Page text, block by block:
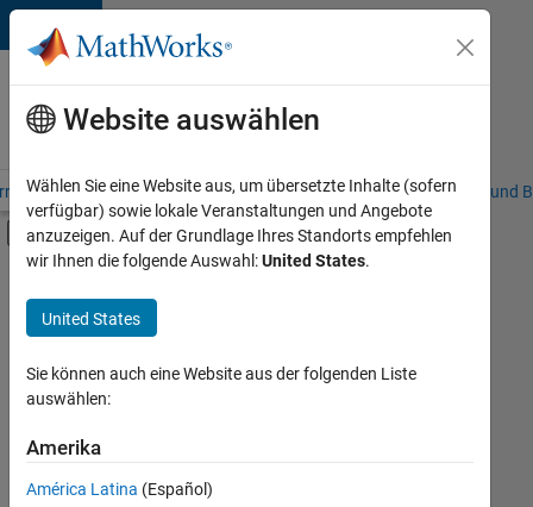
Weiter zum Inhalt
Karriere
bei
MathWorks
– Übersicht Stellensuche Niederlassungen Studierende und
Umschaltung für Off-Canvas-
Hauptinhalt
Ausgewählte
speichern
Es
nicht
Website auswählen
Wählen Sie eine Website aus, um übersetzte Inhalte (sofern
verfügbar) sowie lokale Veranstaltungen und Angebote
anzuzeigen. Auf der Grundlage Ihres Standorts empfehlen
wir Ihnen die folgende Auswahl:United States.
United States
Sie können auch eine Website aus der folgenden Liste
auswählen:
Amerika
América Latina (Español)